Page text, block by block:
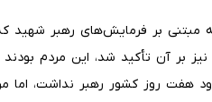
مبتنی بر فرمایش‌های رهبر شهید
نیز بر آن تأکید شد، این مردم
هفت روز کشور رهبر نداشت، اما